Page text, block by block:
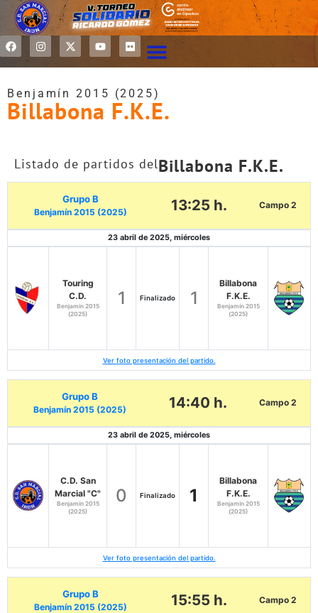
Benjamín 2015 (2025)
Billabona F.K.E.
Listado de partidos delBillabona F.K.E.
Grupo B
Benjamín 2015 (2025) 13:25 h. Campo 2
23 abril de 2025, miércoles
Touring
C.D.
Benjamín 2015
(2025)
1 Finalizado 1
Billabona
F.K.E.
Benjamín 2015
(2025)
Ver foto presentación del partido.
Grupo B
Benjamín 2015 (2025) 14:40 h. Campo 2
23 abril de 2025, miércoles
C.D. San
Marcial "C"
Benjamín 2015
(2025)
0 Finalizado 1
Billabona
F.K.E.
Benjamín 2015
(2025)
Ver foto presentación del partido.
Grupo B
Benjamín 2015 (2025) 15:55 h. Campo 2